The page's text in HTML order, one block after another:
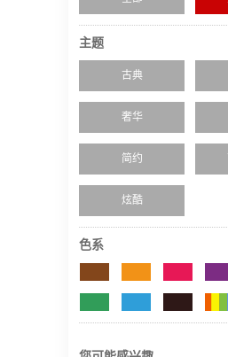
主题
古典
奢华
简约
炫酷
色系